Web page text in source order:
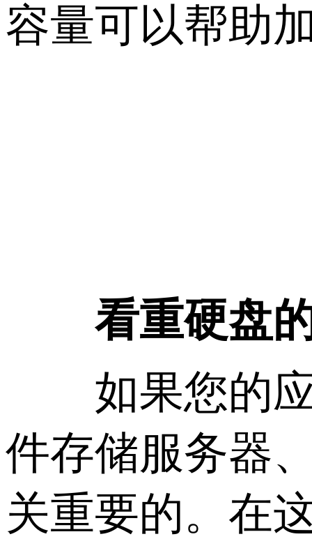
容量可以帮助
看重硬盘的
如果您的应
件存储服务器
关重要的。在